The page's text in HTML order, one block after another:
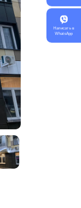
Написать в
WhatsApp